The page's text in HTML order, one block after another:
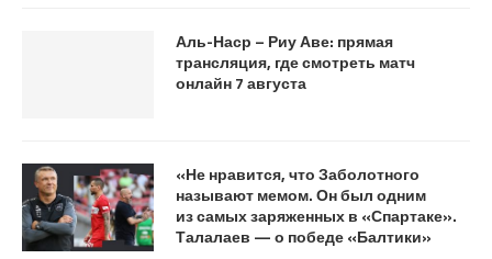
Аль-Наср – Риу Аве: прямая
трансляция, где смотреть матч
онлайн 7 августа
«Не нравится, что Заболотного
называют мемом. Он был одним
из самых заряженных в «Спартаке».
Талалаев — о победе «Балтики»